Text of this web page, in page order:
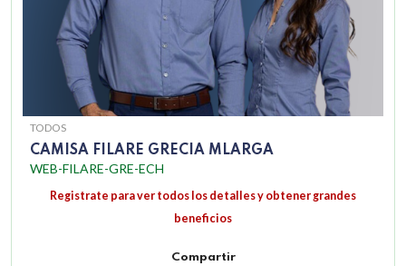
TODOS
CAMISA FILARE GRECIA MLARGA
WEB-FILARE-GRE-ECH
Registrate para ver todos los detalles y obtener grandes
beneficios
Compartir